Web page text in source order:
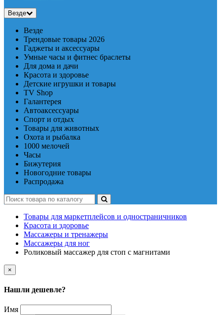
Везде
Везде
Трендовые товары 2026
Гаджеты и аксессуары
Умные часы и фитнес браслеты
Для дома и дачи
Красота и здоровье
Детские игрушки и товары
TV Shop
Галантерея
Автоаксессуары
Спорт и отдых
Товары для животных
Охота и рыбалка
1000 мелочей
Часы
Бижутерия
Новогодние товары
Распродажа
Товары для маркетплейсов и одностраничников
Красота и здоровье
Массажеры и тренажеры
Массажеры для ног
Роликовый массажер для стоп с магнитами
×
Нашли дешевле?
Имя